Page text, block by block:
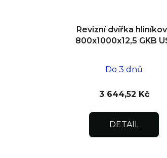
Revizní dvířka
800x1000x12,5 GKB
Do 3 dnů
3 644,52 Kč
DETAIL